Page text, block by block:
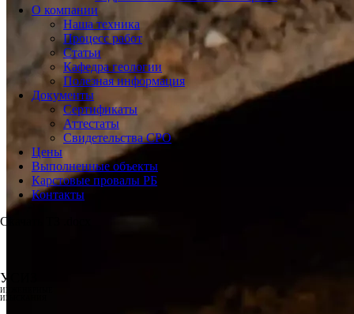
О компании
Наша техника
Процесс работ
Статьи
Кафедра геологии
Полезная информация
Документы
Сертификаты
Аттестаты
Свидетельства СРО
Цены
Выполненные объекты
Карстовые провалы РБ
Контакты
Скачать ТЗ .docx
УСИЗ
ИНЖЕНЕРНЫЕ
ИЗЫСКАНИЯ